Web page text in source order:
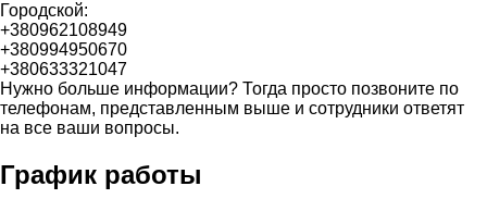
Городской:
+380962108949
+380994950670
+380633321047
Нужно больше информации? Тогда просто позвоните по
телефонам, представленным выше и сотрудники ответят
на все ваши вопросы.
График работы